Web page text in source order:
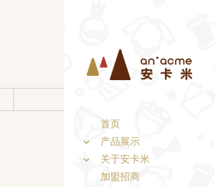
首页
产品展示
关于安卡米
加盟招商